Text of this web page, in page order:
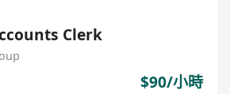
Clerk
$90/小時